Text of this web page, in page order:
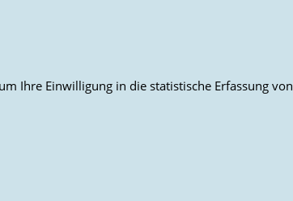
Ihre Einwilligung in die statistische Erfassung